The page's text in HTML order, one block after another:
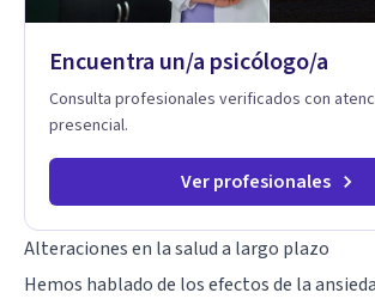
Encuentra un/a psicólogo/a
Consulta profesionales verificados con
presencial.
Ver profesionales
Alteraciones en la salud a largo plazo
Hemos hablado de los efectos de la